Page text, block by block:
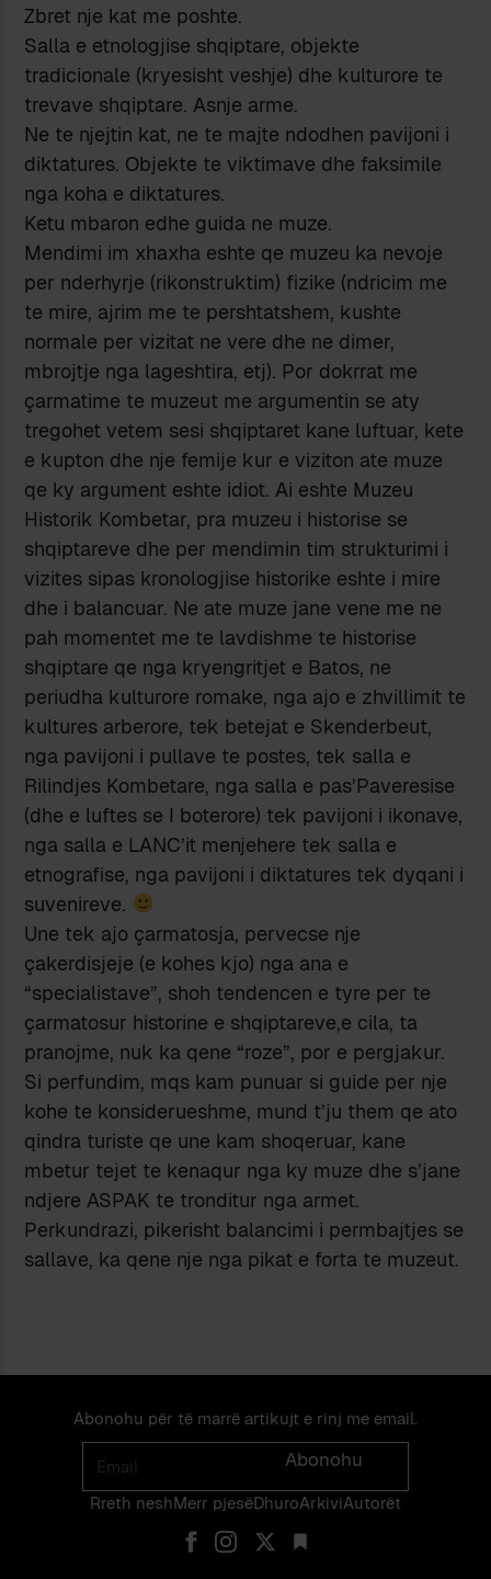
Zbret nje kat me poshte.
Salla e etnologjise shqiptare, objekte
tradicionale (kryesisht veshje) dhe kulturore te
trevave shqiptare. Asnje arme.
Ne te njejtin kat, ne te majte ndodhen pavijoni i
diktatures. Objekte te viktimave dhe faksimile
nga koha e diktatures.
Ketu mbaron edhe guida ne muze.
Mendimi im xhaxha eshte qe muzeu ka nevoje
per nderhyrje (rikonstruktim) fizike (ndricim me
te mire, ajrim me te pershtatshem, kushte
normale per vizitat ne vere dhe ne dimer,
mbrojtje nga lageshtira, etj). Por dokrrat me
çarmatime te muzeut me argumentin se aty
tregohet vetem sesi shqiptaret kane luftuar, kete
e kupton dhe nje femije kur e viziton ate muze
qe ky argument eshte idiot. Ai eshte Muzeu
Historik Kombetar, pra muzeu i historise se
shqiptareve dhe per mendimin tim strukturimi i
vizites sipas kronologjise historike eshte i mire
dhe i balancuar. Ne ate muze jane vene me ne
pah momentet me te lavdishme te historise
shqiptare qe nga kryengritjet e Batos, ne
periudha kulturore romake, nga ajo e zhvillimit te
kultures arberore, tek betejat e Skenderbeut,
nga pavijoni i pullave te postes, tek salla e
Rilindjes Kombetare, nga salla e pas’Paveresise
(dhe e luftes se I boterore) tek pavijoni i ikonave,
nga salla e LANC’it menjehere tek salla e
etnografise, nga pavijoni i diktatures tek dyqani i
suvenireve.
Une tek ajo çarmatosja, pervecse nje
çakerdisjeje (e kohes kjo) nga ana e
“specialistave”, shoh tendencen e tyre per te
çarmatosur historine e shqiptareve,e cila, ta
pranojme, nuk ka qene “roze”, por e pergjakur.
Si perfundim, mqs kam punuar si guide per nje
kohe te konsiderueshme, mund t’ju them qe ato
qindra turiste qe une kam shoqeruar, kane
mbetur tejet te kenaqur nga ky muze dhe s’jane
ndjere ASPAK te tronditur nga armet.
Perkundrazi, pikerisht balancimi i permbajtjes se
sallave, ka qene nje nga pikat e forta te muzeut.
Abonohu për të marrë artikujt e rinj me email.
Email
Abonohu
Rreth neshMerr pjes​​ë​DhuroArkiviAutorët